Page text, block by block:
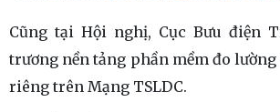
Cũng tại Hội nghị, Cục Bưu điện
trương nền tảng phần mềm đo
riêng trên Mạng TSLDC.